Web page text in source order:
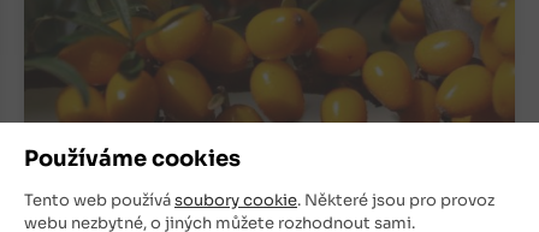
Používáme cookies
Tento web používásoubory cookie. Některé jsou pro provoz
webu nezbytné, o jiných můžete rozhodnout sami.